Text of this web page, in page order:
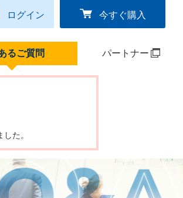
ログイン 今すぐ購入
るご質問 パートナー
た。